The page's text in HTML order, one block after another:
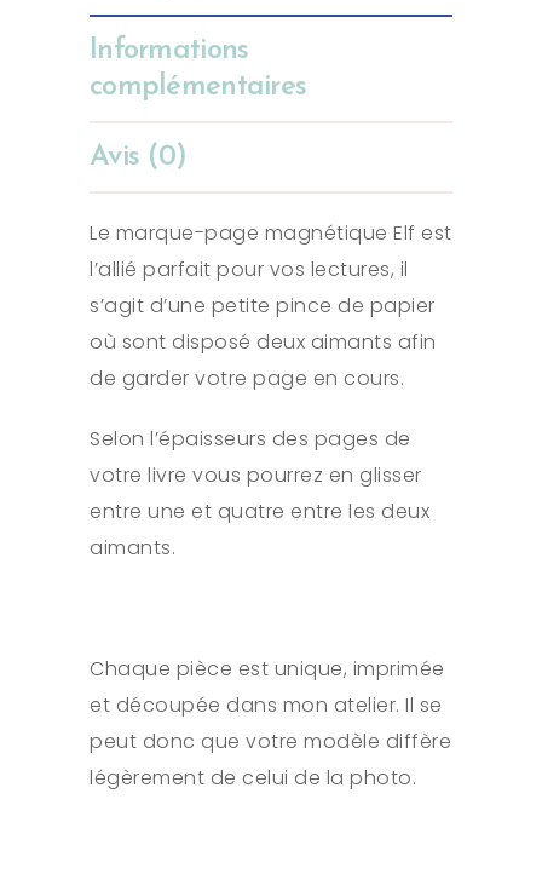
Informations
complémentaires
Avis (0)
Le marque-page magnétique Elf est
l’allié parfait pour vos lectures, il
s’agit d’une petite pince de papier
où sont disposé deux aimants afin
de garder votre page en cours.
Selon l’épaisseurs des pages de
votre livre vous pourrez en glisser
entre une et quatre entre les deux
aimants.
Chaque pièce est unique, imprimée
et découpée dans mon atelier. Il se
peut donc que votre modèle diffère
légèrement de celui de la photo.